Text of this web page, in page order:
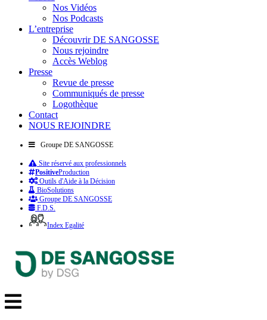
Nos Vidéos
Nos Podcasts
L’entreprise
Découvrir DE SANGOSSE
Nous rejoindre
Accès Weblog
Presse
Revue de presse
Communiqués de presse
Logothèque
Contact
NOUS REJOINDRE
Groupe DE SANGOSSE
Site réservé aux professionnels
PositiveProduction
Outils d'Aide à la Décision
BioSolutions
Groupe DE SANGOSSE
F.D.S.
Index Egalité